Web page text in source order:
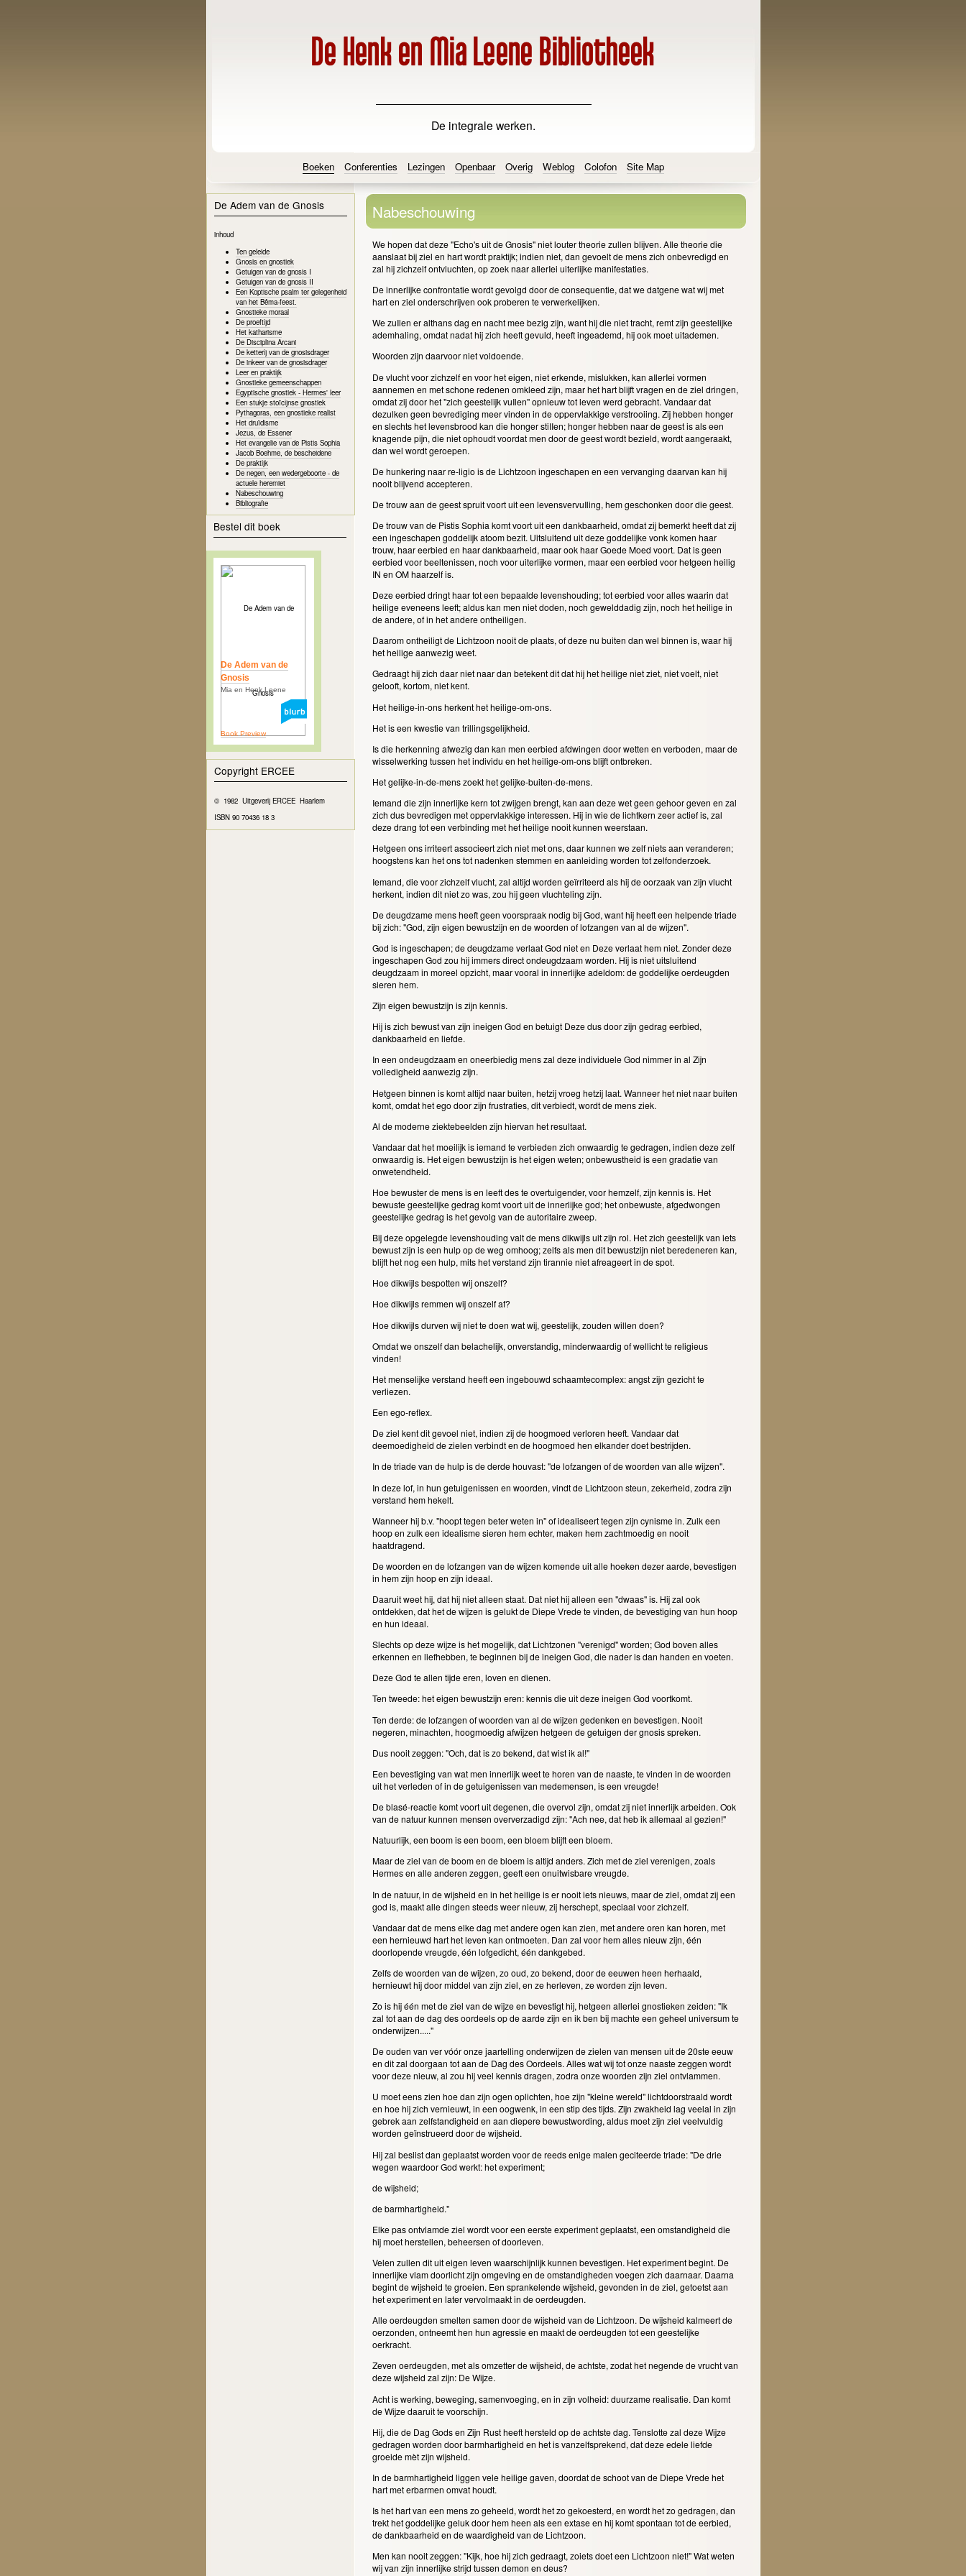
De integrale werken.
Boeken Conferenties Lezingen Openbaar Overig Weblog Colofon Site Map
De Adem van de Gnosis
inhoud
Ten geleide
Gnosis en gnostiek
Getuigen van de gnosis I
Getuigen van de gnosis II
Een Koptische psalm ter gelegenheid
van het Bêma-feest.
Gnostieke moraal
De proeftijd
Het katharisme
De Disciplina Arcani
De ketterij van de gnosisdrager
De inkeer van de gnosisdrager
Leer en praktijk
Gnostieke gemeenschappen
Egyptische gnostiek - Hermes' leer
Een stukje stoïcijnse gnostiek
Pythagoras, een gnostieke realist
Het druïdisme
Jezus, de Essener
Het evangelie van de Pistis Sophia
Jacob Boehme, de bescheidene
De praktijk
De negen, een wedergeboorte - de
actuele heremiet
Nabeschouwing
Bibliografie
Bestel dit boek
De Adem van de
Gnosis
Mia en Henk Leene
Book Preview
Copyright ERCEE
© 1982 Uitgeverij ERCEE Haarlem
ISBN 90 70436 18 3
Nabeschouwing
We hopen dat deze "Echo's uit de Gnosis" niet louter theorie zullen blijven. AIle theorie die
aanslaat bij ziel en hart wordt praktijk; indien niet, dan gevoelt de mens zich onbevredigd en
zal hij zichzelf ontvluchten, op zoek naar aIlerIei uiterlijke manifestaties.
De innerlijke confrontatie wordt gevolgd door de consequentie, dat we datgene wat wij met
hart en ziel onderschrijven ook proberen te verwerkelijken.
We zuIlen er althans dag en nacht mee bezig zijn, want hij die niet tracht, remt zijn geestelijke
ademhaling, omdat nadat hij zich heeft gevuld, heeft ingeademd, hij ook moet uitademen.
Woorden zijn daarvoor niet voldoende.
De vlucht voor zichzelf en voor het eigen, niet erkende, mislukken, kan aIlerIei vormen
aannemen en met schone redenen omkleed zijn, maar het hart blijft vragen en de ziel dringen,
omdat zij door het "zich geestelijk vuIlen" opnieuw tot leven werd gebracht. Vandaar dat
dezulken geen bevrediging meer vinden in de oppervlakkige verstrooiing. Zij hebben honger
en slechts het levensbrood kan die honger stiIIen; honger hebben naar de geest is als een
knagende pijn, die niet ophoudt voordat men door de geest wordt bezield, wordt aangeraakt,
dan wel wordt geroepen.
De hunkering naar re-ligio is de Lichtzoon ingeschapen en een vervanging daarvan kan hij
nooit blijvend accepteren.
De trouw aan de geest spruit voort uit een levensvervuIling, hem geschonken door die geest.
De trouw van de Pistis Sophia komt voort uit een dankbaarheid, omdat zij bemerkt heeft dat zij
een ingeschapen goddelijk atoom bezit. Uitsluitend uit deze goddelijke vonk komen haar
trouw, haar eerbied en haar dankbaarheid, maar ook haar Goede Moed voort. Dat is geen
eerbied voor beeltenissen, noch voor uiterlijke vormen, maar een eerbied voor hetgeen heilig
IN en OM haarzelf is.
Deze eerbied dringt haar tot een bepaalde levenshouding; tot eerbied voor alles waarin dat
heilige eveneens leeft; aldus kan men niet doden, noch gewelddadig zijn, noch het heilige in
de andere, of in het andere ontheiligen.
Daarom ontheiligt de Lichtzoon nooit de plaats, of deze nu buiten dan wel binnen is, waar hij
het heilige aanwezig weet.
Gedraagt hij zich daar niet naar dan betekent dit dat hij het heilige niet ziet, niet voelt, niet
gelooft, kortom, niet kent.
Het heilige-in-ons herkent het heilige-om-ons.
Het is een kwestie van trillingsgelijkheid.
Is die herkenning afwezig dan kan men eerbied afdwingen door wetten en verboden, maar de
wisselwerking tussen het individu en het heilige-om-ons blijft ontbreken.
Het gelijke-in-de-mens zoekt het gelijke-buiten-de-mens.
Iemand die zijn innerlijke kern tot zwijgen brengt, kan aan deze wet geen gehoor geven en zal
zich dus bevredigen met oppervlakkige interessen. Hij in wie de lichtkern zeer actief is, zal
deze drang tot een verbinding met het heilige nooit kunnen weerstaan.
Hetgeen ons irriteert associeert zich niet met ons, daar kunnen we zelf niets aan veranderen;
hoogstens kan het ons tot nadenken stemmen en aanleiding worden tot zelfonderzoek.
Iemand, die voor zichzelf vlucht, zal altijd worden geïrriteerd als hij de oorzaak van zijn vlucht
herkent, indien dit niet zo was, zou hij geen vluchteling zijn.
De deugdzame mens heeft geen voorspraak nodig bij God, want hij heeft een helpende triade
bij zich: "God, zijn eigen bewustzijn en de woorden of lofzangen van al de wijzen".
God is ingeschapen; de deugdzame verlaat God niet en Deze verlaat hem niet. Zonder deze
ingeschapen God zou hij immers direct ondeugdzaam worden. Hij is niet uitsluitend
deugdzaam in moreel opzicht, maar vooral in innerlijke adeldom: de goddelijke oerdeugden
sieren hem.
Zijn eigen bewustzijn is zijn kennis.
Hij is zich bewust van zijn ineigen God en betuigt Deze dus door zijn gedrag eerbied,
dankbaarheid en liefde.
In een ondeugdzaam en oneerbiedig mens zal deze individuele God nimmer in al Zijn
volledigheid aanwezig zijn.
Hetgeen binnen is komt altijd naar buiten, hetzij vroeg hetzij laat. Wanneer het niet naar buiten
komt, omdat het ego door zijn frustraties, dit verbiedt, wordt de mens ziek.
Al de moderne ziektebeelden zijn hiervan het resultaat.
Vandaar dat het moeilijk is iemand te verbieden zich onwaardig te gedragen, indien deze zelf
onwaardig is. Het eigen bewustzijn is het eigen weten; onbewustheid is een gradatie van
onwetendheid.
Hoe bewuster de mens is en leeft des te overtuigender, voor hemzelf, zijn kennis is. Het
bewuste geestelijke gedrag komt voort uit de innerlijke god; het onbewuste, afgedwongen
geestelijke gedrag is het gevolg van de autoritaire zweep.
Bij deze opgelegde levenshouding valt de mens dikwijls uit zijn rol. Het zich geestelijk van iets
bewust zijn is een hulp op de weg omhoog; zelfs als men dit bewustzijn niet beredeneren kan,
blijft het nog een hulp, mits het verstand zijn tirannie niet afreageert in de spot.
Hoe dikwijls bespotten wij onszelf?
Hoe dikwijls remmen wij onszelf af?
Hoe dikwijls durven wij niet te doen wat wij, geestelijk, zouden willen doen?
Omdat we onszelf dan belachelijk, onverstandig, minderwaardig of wellicht te religieus
vinden!
Het menselijke verstand heeft een ingebouwd schaamtecomplex: angst zijn gezicht te
verliezen.
Een ego-reflex.
De ziel kent dit gevoel niet, indien zij de hoogmoed verloren heeft. Vandaar dat
deemoedigheid de zielen verbindt en de hoogmoed hen elkander doet bestrijden.
In de triade van de hulp is de derde houvast: "de lofzangen of de woorden van alle wijzen".
In deze lof, in hun getuigenissen en woorden, vindt de Lichtzoon steun, zekerheid, zodra zijn
verstand hem hekelt.
Wanneer hij b.v. "hoopt tegen beter weten in" of idealiseert tegen zijn cynisme in. Zulk een
hoop en zulk een idealisme sieren hem echter, maken hem zachtmoedig en nooit
haatdragend.
De woorden en de lofzangen van de wijzen komende uit alle hoeken dezer aarde, bevestigen
in hem zijn hoop en zijn ideaal.
Daaruit weet hij, dat hij niet alleen staat. Dat niet hij alleen een "dwaas" is. Hij zal ook
ontdekken, dat het de wijzen is gelukt de Diepe Vrede te vinden, de bevestiging van hun hoop
en hun ideaal.
Slechts op deze wijze is het mogelijk, dat Lichtzonen "verenigd" worden; God boven alles
erkennen en liefhebben, te beginnen bij de ineigen God, die nader is dan handen en voeten.
Deze God te allen tijde eren, loven en dienen.
Ten tweede: het eigen bewustzijn eren: kennis die uit deze ineigen God voortkomt.
Ten derde: de lofzangen of woorden van al de wijzen gedenken en bevestigen. Nooit
negeren, minachten, hoogmoedig afwijzen hetgeen de getuigen der gnosis spreken.
Dus nooit zeggen: "Och, dat is zo bekend, dat wist ik al!"
Een bevestiging van wat men innerlijk weet te horen van de naaste, te vinden in de woorden
uit het verleden of in de getuigenissen van medemensen, is een vreugde!
De blasé-reactie komt voort uit degenen, die overvol zijn, omdat zij niet innerlijk arbeiden. Ook
van de natuur kunnen mensen oververzadigd zijn: "Ach nee, dat heb ik allemaal al gezien!"
Natuurlijk, een boom is een boom, een bloem blijft een bloem.
Maar de ziel van de boom en de bloem is altijd anders. Zich met de ziel verenigen, zoals
Hermes en alle anderen zeggen, geeft een onuitwisbare vreugde.
In de natuur, in de wijsheid en in het heilige is er nooit iets nieuws, maar de ziel, omdat zij een
god is, maakt alle dingen steeds weer nieuw, zij herschept, speciaal voor zichzelf.
Vandaar dat de mens elke dag met andere ogen kan zien, met andere oren kan horen, met
een hernieuwd hart het leven kan ontmoeten. Dan zal voor hem alles nieuw zijn, één
doorlopende vreugde, één lofgedicht, één dankgebed.
Zelfs de woorden van de wijzen, zo oud, zo bekend, door de eeuwen heen herhaald,
hernieuwt hij door middel van zijn ziel, en ze herleven, ze worden zijn leven.
Zo is hij één met de ziel van de wijze en bevestigt hij, hetgeen allerlei gnostieken zeiden: "Ik
zal tot aan de dag des oordeels op de aarde zijn en ik ben bij machte een geheel universum te
onderwijzen....."
De ouden van ver vóór onze jaartelling onderwijzen de zielen van mensen uit de 20ste eeuw
en dit zal doorgaan tot aan de Dag des Oordeels. Alles wat wij tot onze naaste zeggen wordt
voor deze nieuw, al zou hij veel kennis dragen, zodra onze woorden zijn ziel ontvlammen.
U moet eens zien hoe dan zijn ogen oplichten, hoe zijn "kleine wereld" lichtdoorstraald wordt
en hoe hij zich vernieuwt, in een oogwenk, in een stip des tijds. Zijn zwakheid lag veelal in zijn
gebrek aan zelfstandigheid en aan diepere bewustwording, aldus moet zijn ziel veelvuldig
worden geïnstrueerd door de wijsheid.
Hij zal beslist dan geplaatst worden voor de reeds enige malen geciteerde triade: "De drie
wegen waardoor God werkt: het experiment;
de wijsheid;
de barmhartigheid."
Elke pas ontvlamde ziel wordt voor een eerste experiment geplaatst, een omstandigheid die
hij moet herstellen, beheersen of doorleven.
Velen zullen dit uit eigen leven waarschijnlijk kunnen bevestigen. Het experiment begint. De
innerlijke vlam doorlicht zijn omgeving en de omstandigheden voegen zich daarnaar. Daarna
begint de wijsheid te groeien. Een sprankelende wijsheid, gevonden in de ziel, getoetst aan
het experiment en later vervolmaakt in de oerdeugden.
Alle oerdeugden smelten samen door de wijsheid van de Lichtzoon. De wijsheid kalmeert de
oerzonden, ontneemt hen hun agressie en maakt de oerdeugden tot een geestelijke
oerkracht.
Zeven oerdeugden, met als omzetter de wijsheid, de achtste, zodat het negende de vrucht van
deze wijsheid zal zijn: De Wijze.
Acht is werking, beweging, samenvoeging, en in zijn volheid: duurzame realisatie. Dan komt
de Wijze daaruit te voorschijn.
Hij, die de Dag Gods en Zijn Rust heeft hersteld op de achtste dag. Tenslotte zal deze Wijze
gedragen worden door barmhartigheid en het is vanzelfsprekend, dat deze edele liefde
groeide mèt zijn wijsheid.
In de barmhartigheid liggen vele heilige gaven, doordat de schoot van de Diepe Vrede het
hart met erbarmen omvat houdt.
Is het hart van een mens zo geheeld, wordt het zo gekoesterd, en wordt het zo gedragen, dan
trekt het goddelijke geluk door hem heen als een extase en hij komt spontaan tot de eerbied,
de dankbaarheid en de waardigheid van de Lichtzoon.
Men kan nooit zeggen: "Kijk, hoe hij zich gedraagt, zoiets doet een Lichtzoon niet!" Wat weten
wij van zijn innerlijke strijd tussen demon en deus?